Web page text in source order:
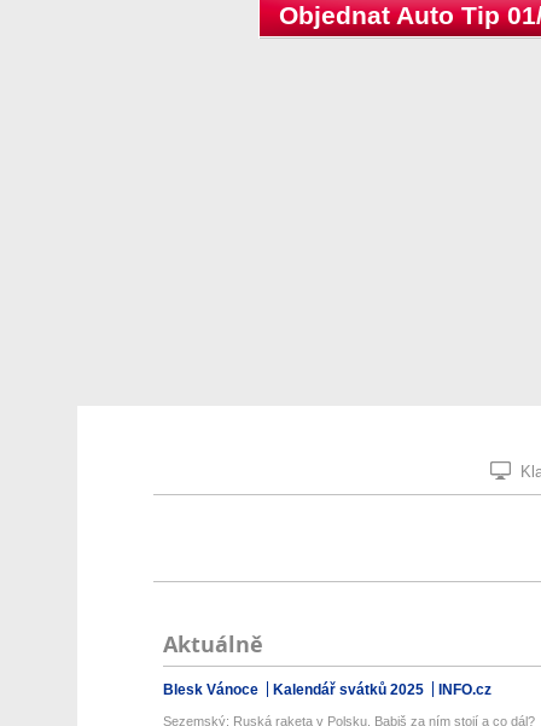
Objednat Auto Tip
Aktuálně
Blesk Vánoce Kalendář svátků 2025 INFO.cz
Sezemský: Ruská raketa v Polsku. Babiš za ním stojí a co dál?